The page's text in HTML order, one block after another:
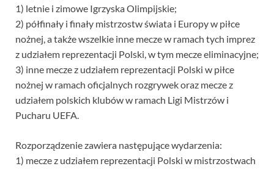
1) letnie i zimowe Igrzyska Olimpijskie;
2) półfinały i finały mistrzostw świata i Europy w piłce
nożnej, a także wszelkie inne mecze w ramach tych imprez
z udziałem reprezentacji Polski, w tym mecze eliminacyjne;
3) inne mecze z udziałem reprezentacji Polski w piłce
nożnej w ramach oficjalnych rozgrywek oraz mecze z
udziałem polskich klubów w ramach Ligi Mistrzów i
Pucharu UEFA.
Rozporządzenie zawiera następujące wydarzenia:
1) mecze z udziałem reprezentacji Polski w mistrzostwach